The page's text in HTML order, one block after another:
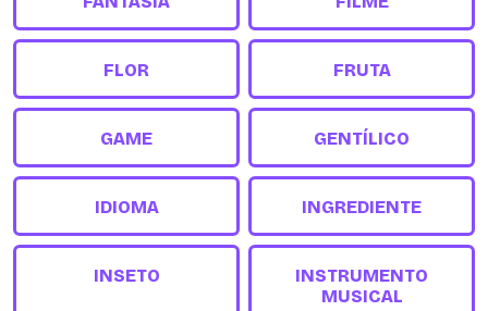
FLOR FRUTA
GAME GENTÍLICO
IDIOMA INGREDIENTE
INSETO
INSTRUMENTO
MUSICAL